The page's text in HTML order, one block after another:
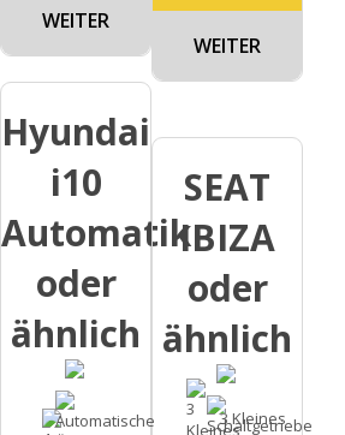
WEITER
WEITER
Hyundai
i10
Automatik
oder
ähnlich
3 Kleines
SEAT
IBIZA
oder
ähnlich